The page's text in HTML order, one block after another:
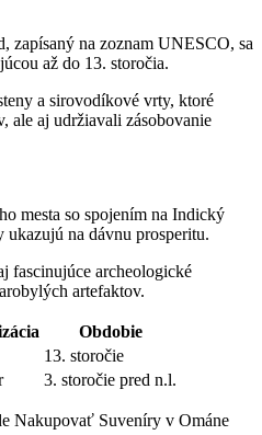
zapísaný na zoznam UNESCO, sa
až do 13. storočia.
a sirovodíkové vrty, ktoré
ale aj udržiavali zásobovanie
mesta so spojením na Indický
ukazujú na dávnu prosperitu.
fascinujúce archeologické
artefaktov.
Obdobie
13. storočie
3. storočie pred n.l.